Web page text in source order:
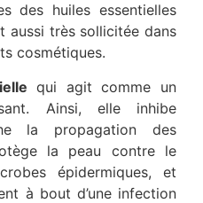
des huiles essentielles
aussi très sollicitée dans
cosmétiques.
qui agit comme un
Ainsi, elle inhibe
la propagation des
la peau contre le
épidermiques, et
à bout d’une infection